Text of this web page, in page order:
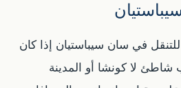
في سان سيباستيان إذا كان
لا كونشا أو المدينة